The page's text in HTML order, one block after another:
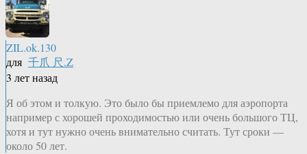
ZIL.ok.130
для 千爪 尺.Z
3 лет назад
Я об этом и толкую. Это было бы приемлемо для аэропорта
например с хорошей проходимостью или очень большого ТЦ,
хотя и тут нужно очень внимательно считать. Тут сроки —
около 50 лет.